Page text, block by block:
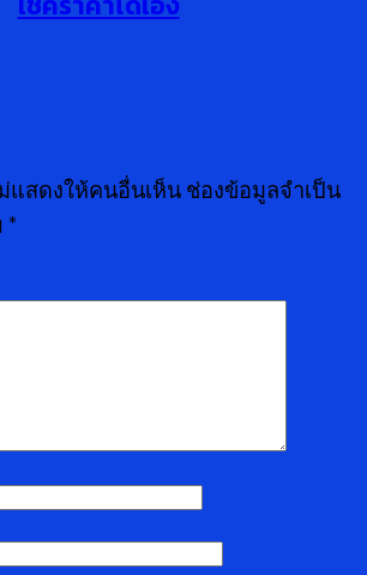
แสดงให้คนอื่นเห็น ช่องข้อมูลจำเป็น
*